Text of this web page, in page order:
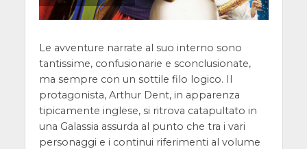
Le avventure narrate al suo interno sono
tantissime, confusionarie e sconclusionate,
ma sempre con un sottile filo logico. Il
protagonista, Arthur Dent, in apparenza
tipicamente inglese, si ritrova catapultato in
una Galassia assurda al punto che tra i vari
personaggi e i continui riferimenti al volume